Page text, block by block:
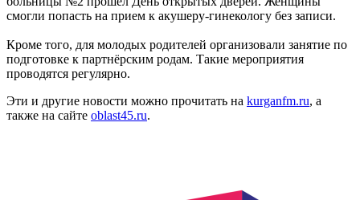
смогли попасть на прием к акушеру-гинекологу без записи.
Кроме того, для молодых родителей организовали занятие по
подготовке к партнёрским родам. Такие мероприятия
проводятся регулярно.
Эти и другие новости можно прочитать на kurganfm.ru, а
также на сайте oblast45.ru.